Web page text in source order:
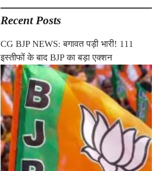
Recent Posts
CG BJP NEWS: बगावत पड़ी भारी! 111
इस्तीफों के बाद BJP का बड़ा एक्शन